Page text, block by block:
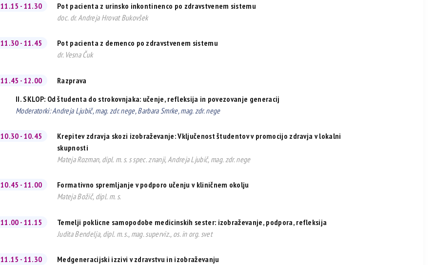
11.15 - 11.30
Pot pacienta z urinsko inkontinenco po zdravstvenem sistemu
doc. dr. Andreja Hrovat Bukovšek
11.30 - 11.45
Pot pacienta z demenco po zdravstvenem sistemu
dr. Vesna Čuk
11.45 - 12.00
Razprava
II. SKLOP: Od študenta do strokovnjaka: učenje, refleksija in povezovanje generacij
Moderatorki: Andreja Ljubič, mag. zdr. nege, Barbara Smrke, mag. zdr. nege
10.30 - 10.45
Krepitev zdravja skozi izobraževanje: Vključenost študentov v promocijo zdravja v lokalni
skupnosti
Mateja Rozman, dipl. m. s. s spec. znanji, Andreja Ljubič, mag. zdr. nege
10.45 - 11.00
Formativno spremljanje v podporo učenju v kliničnem okolju
Mateja Božič, dipl. m. s.
11.00 - 11.15
Temelji poklicne samopodobe medicinskih sester: izobraževanje, podpora, refleksija
Judita Bendelja, dipl. m. s., mag. superviz., os. in org. svet
11.15 - 11.30
Medgeneracijski izzivi v zdravstvu in izobraževanju